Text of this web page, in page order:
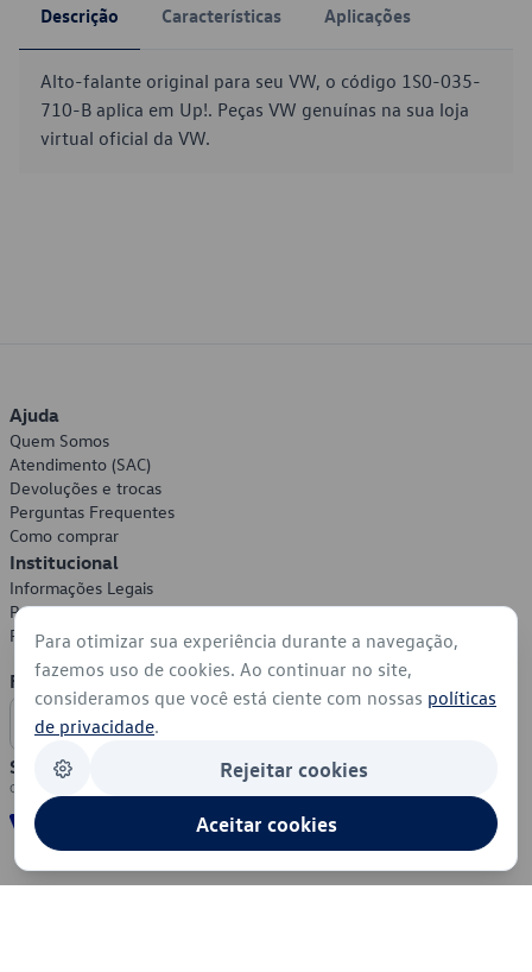
Descrição Características Aplicações
Alto-falante original para seu VW, o código 1S0-035-
710-B aplica em Up!. Peças VW genuínas na sua loja
virtual oficial da VW.
Ajuda
Quem Somos
Atendimento (SAC)
Devoluções e trocas
Perguntas Frequentes
Como comprar
Institucional
Informações Legais
Política de Privacidade
Política de Cookies
Formas de Pagamento
Segurança
Para otimizar sua experiência durante a navegação,
fazemos uso de cookies. Ao continuar no site,
consideramos que você está ciente com nossas políticas
de privacidade.
Rejeitar cookies
Aceitar cookies